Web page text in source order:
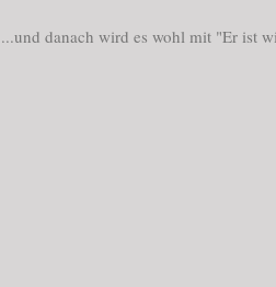
...und danach wird es wohl mit "Er ist